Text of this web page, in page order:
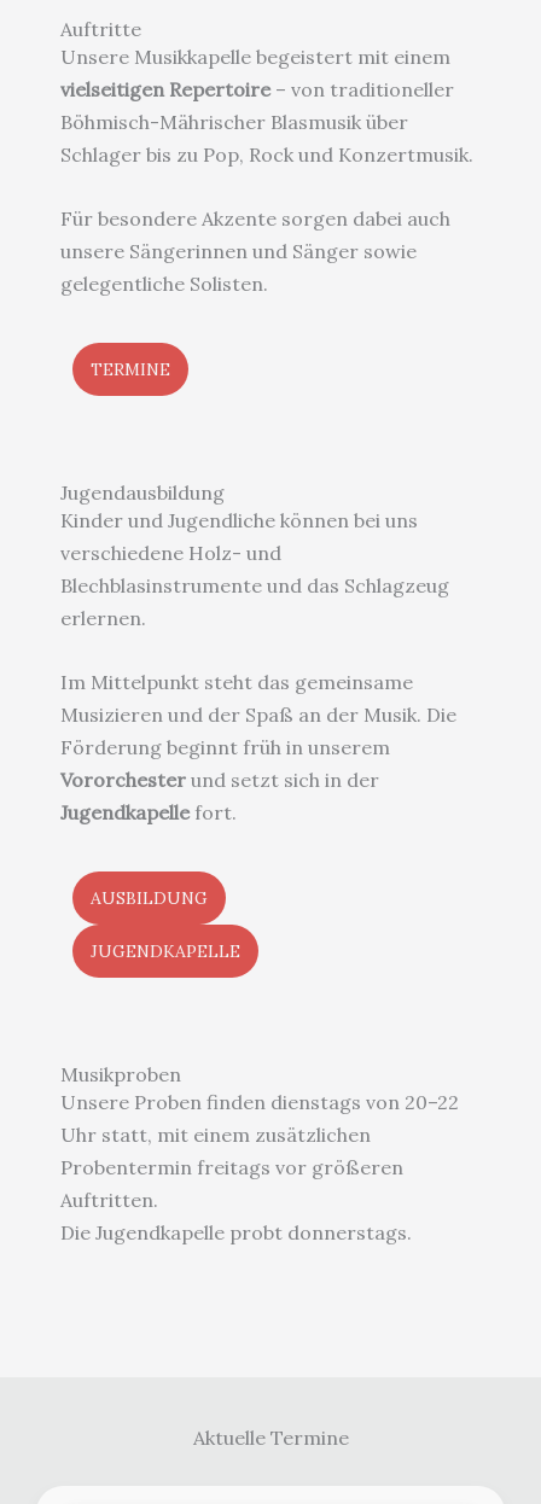
Auftritte
Unsere Musikkapelle begeistert mit einem
vielseitigen Repertoire – von traditioneller
Böhmisch-Mährischer Blasmusik über
Schlager bis zu Pop, Rock und Konzertmusik.
Für besondere Akzente sorgen dabei auch
unsere Sängerinnen und Sänger sowie
gelegentliche Solisten.
TERMINE
Jugend­ausbildung
Kinder und Jugendliche können bei uns
verschiedene Holz- und
Blechblasinstrumente und das Schlagzeug
erlernen.
Im Mittelpunkt steht das gemeinsame
Musizieren und der Spaß an der Musik. Die
Förderung beginnt früh in unserem
Vororchester und setzt sich in der
Jugendkapelle fort.
AUSBILDUNG
JUGENDKAPELLE
Musikproben
Unsere Proben finden dienstags von 20–22
Uhr statt, mit einem zusätzlichen
Probentermin freitags vor größeren
Auftritten.
Die Jugendkapelle probt donnerstags.
Aktuelle Termine